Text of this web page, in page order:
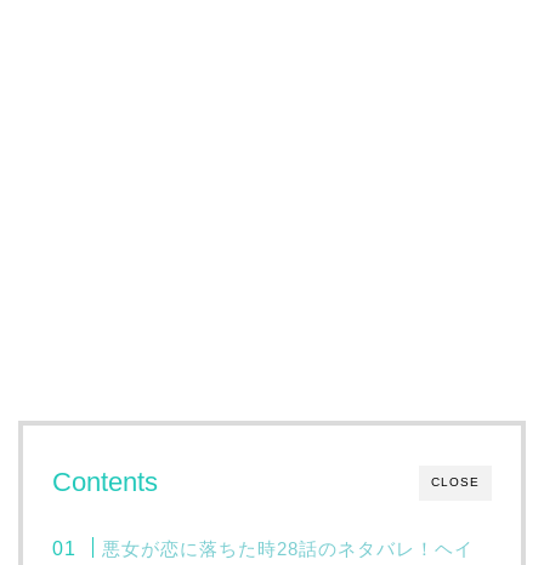
CLOSE
Contents
悪女が恋に落ちた時28話のネタバレ！ヘイ